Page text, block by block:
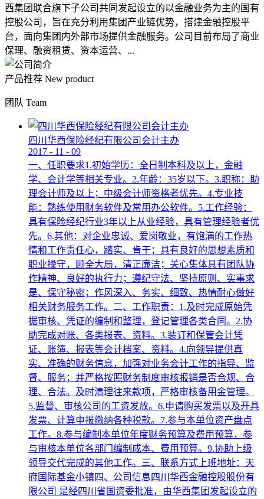
西集团联合旗下子公司共同发起设立的以金融业务为主的国有
控股公司，旨在充分利用集团产业链优势，搭建金融控股平
台，面向集团内外部市场提供金融服务。公司目前布局了商业
保理、融资租赁、资本运营、...
产品推荐 New product
团队 Team
四川华西保险经纪有限公司会计主办
2017 - 11 - 09
一、任职要求1.初始学历：全日制本科及以上，金融
学、会计学等相关专业。2.年龄：35岁以下。3.职称：助
理会计师及以上；中级会计师资格者优先。4.专业技
能：熟练使用财务软件及常用办公软件。5.工作经验：
具有保险经纪行业3年以上从业经验，具有管理经验者优
先。6.其他：对企业忠诚、爱岗敬业，有饱满的工作热
情和工作责任心，踏实、肯干；具有良好的思想素质和
职业操守，顾全大局，清正廉洁；关心集体具有团队协
作精神、良好的执行力；遵纪守法、坚持原则、实事求
是、保守秘密；作风深入、务实、细致、热情耐心做好
相关财务服务工作。二、工作职责：1.及时完成原始凭
据审核、凭证的编制和整理，登记管理各类合同。2.协
助完成对账、各类报表、资料。3.装订和保管会计凭
证、账簿、报表等会计档案、资料。4.向领导提供真
实、准确的财务信息，加强对业务会计工作的指导、监
督、服务；并严格按照财务制度审核报销是否合规、合
理、合法。及时清理往来款项，严格审核备用金管理。
5.监督、审核公司的工资发放。6.申请购买发票以及开具
发票、计算申报缴纳各种税款。7.参与本单位资产盘点
工作。8.参与编制本单位年度财务预算及费用预算，参
与审核本单位各部门编制成本、费用预算。9.协助上级
领导交代完成的其他工作。三、联系方式上班地址：天
府国际基金小镇四、公司信息四川华西金融控股股份有
限公司 是经四川省国资委批准，由华西集团发起设立的